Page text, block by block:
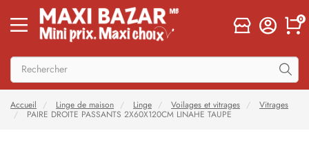
0
Accueil Linge de maison Linge Voilages et vitrages
Vitrages
PAIRE DROITE PASSANTS 2X60X120CM LINAHE TAUPE